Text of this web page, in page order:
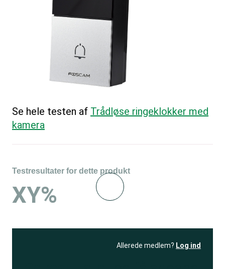
Se hele testen af Trådløse ringeklokker med
kamera
Testresultater for dette produkt
XY%
Allerede medlem? Log ind